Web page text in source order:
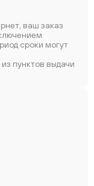
ваш заказ
сроки могут
пунктов выдачи